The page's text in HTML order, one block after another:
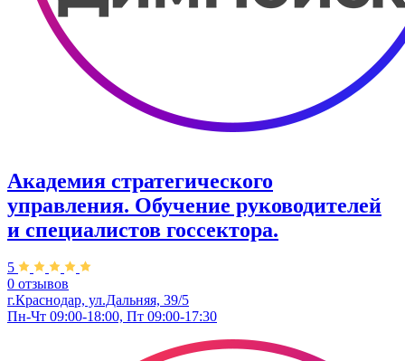
Академия стратегического
управления. Обучение руководителей
и специалистов госсектора.
5
0 отзывов
г.Краснодар, ул.Дальняя, 39/5
Пн-Чт 09:00-18:00, Пт 09:00-17:30